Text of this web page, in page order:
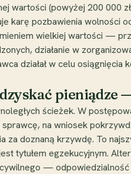
wartości (powyżej 200 000
karę pozbawienia wolności
wielkiej wartości —
działanie w
działał w celu
ścieżek. W
na wniosek
za doznaną krzywdę. To
tytułem egzekucyjnym.
—